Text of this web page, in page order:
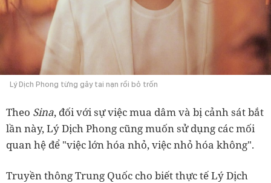
Lý Dịch Phong từng gây tai nạn rồi bỏ trốn
Theo Sina, đối với sự việc mua dâm và bị cảnh sát bắt
lần này, Lý Dịch Phong cũng muốn sử dụng các mối
quan hệ để "việc lớn hóa nhỏ, việc nhỏ hóa không".
Truyền thông Trung Quốc cho biết thực tế Lý Dịch